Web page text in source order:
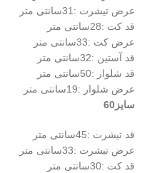
عرض تیشرت :31سانتی متر
قد کت :28سانتی متر
عرض کت :33سانتی متر
قد آستین :32سانتی متر
قد شلوار :50سانتی متر
عرض شلوار :19سانتی متر
سایز60
قد تیشرت :45سانتی متر
عرض تیشرت :33سانتی متر
قد کت :30سانتی متر